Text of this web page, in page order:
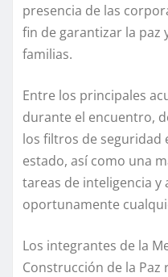
presencia de las
fin de garantizar la paz
familias.
Entre los principales
durante el encuentro,
los filtros de
estado, así como una
tareas de inteligencia
oportunamente
Los integrantes de la
Construcción de la